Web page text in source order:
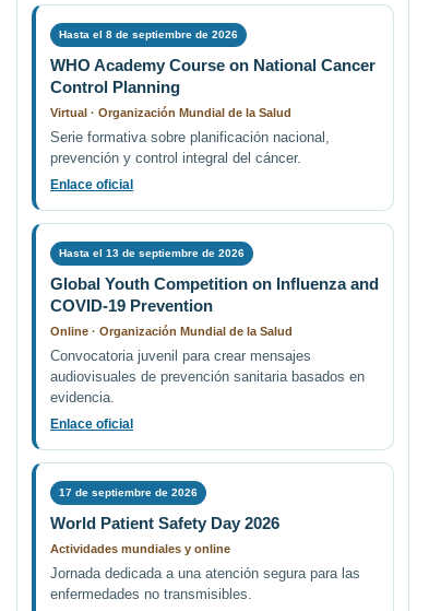
Hasta el 8 de septiembre de 2026
WHO Academy Course on National Cancer
Control Planning
Virtual · Organización Mundial de la Salud
Serie formativa sobre planificación nacional,
prevención y control integral del cáncer.
Enlace oficial
Hasta el 13 de septiembre de 2026
Global Youth Competition on Influenza and
COVID-19 Prevention
Online · Organización Mundial de la Salud
Convocatoria juvenil para crear mensajes
audiovisuales de prevención sanitaria basados en
evidencia.
Enlace oficial
17 de septiembre de 2026
World Patient Safety Day 2026
Actividades mundiales y online
Jornada dedicada a una atención segura para las
enfermedades no transmisibles.